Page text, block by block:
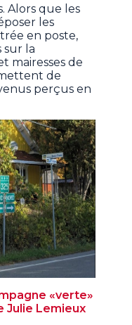
Alors que les
les
en poste,
sur la
mairesses de
de
perçus en
«verte»
Julie Lemieux